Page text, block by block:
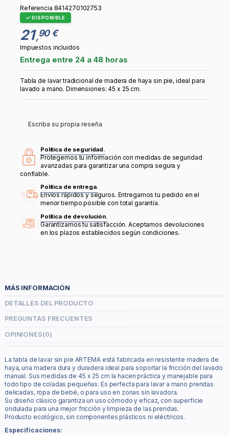
Referencia 8414270102753
DISPONIBLE
21,90 €
Impuestos incluidos
Entrega entre 24 a 48 horas
Tabla de lavar tradicional de madera de haya sin pie, ideal para
lavado a mano. Dimensiones: 45 x 25 cm.
Escriba su propia reseña
Política de seguridad.
Protegemos tu información con medidas de seguridad
avanzadas para garantizar una compra segura y
confiable.
Política de entrega.
Envíos rápidos y seguros. Entregamos tu pedido en el
menor tiempo posible con total garantía.
Política de devolución.
Garantizamos tu satisfacción. Aceptamos devoluciones
en los plazos establecidos según condiciones.
MÁS INFORMACIÓN
DETALLES DEL PRODUCTO
PREGUNTAS FRECUENTES
OPINIONES(0)
La tabla de lavar sin pie ARTEMA está fabricada en resistente madera de
haya, una madera dura y duradera ideal para soportar la fricción del lavado
manual. Sus medidas de 45 x 25 cm la hacen práctica y manejable para
todo tipo de coladas pequeñas. Es perfecta para lavar a mano prendas
delicadas, ropa de bebé, o para uso en zonas sin lavadora.
Su diseño clásico garantiza un uso cómodo y eficaz, con superficie
ondulada para una mejor fricción y limpieza de las prendas.
Producto ecológico, sin componentes plásticos ni eléctricos.
Especificaciones: